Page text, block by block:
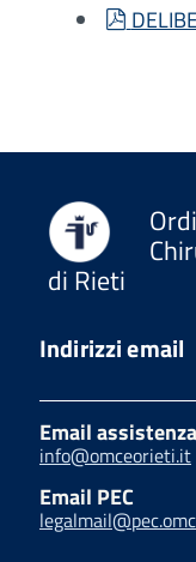
pdf
di Rieti
Indirizzi email
Email assistenza
info@omceorieti.it
Email PEC